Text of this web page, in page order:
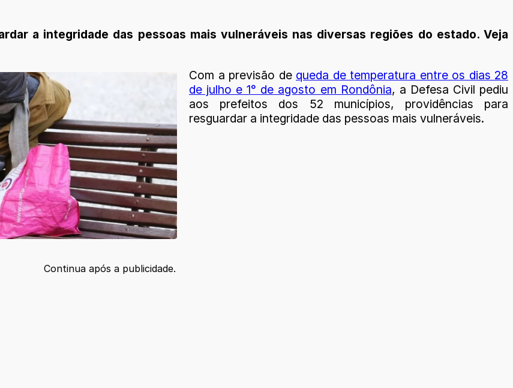
a integridade das pessoas mais vulneráveis nas diversas regiões do estado. Veja
Com a previsão de queda de temperatura entre os dias 28
de julho e 1° de agosto em Rondônia, a Defesa Civil pediu
aos prefeitos dos 52 municípios, providências para
resguardar a integridade das pessoas mais vulneráveis.
Continua após a publicidade.